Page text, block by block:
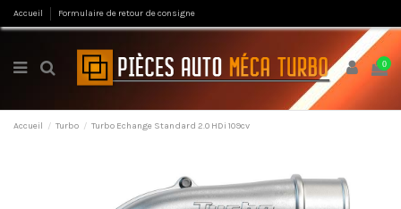
Accueil Formulaire de retour de consigne
0
Accueil Turbo Turbo Echange Standard 2.0 HDi 109cv